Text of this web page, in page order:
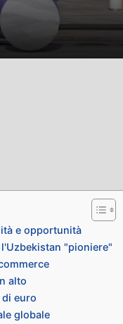
e opportunità
"pioniere"
alto
euro
globale